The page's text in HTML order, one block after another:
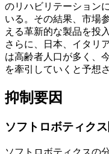
のリハビリテーション
いる。その結果、市場
える革新的な製品を投
さらに、日本、イタリ
は高齢者人口が多く、
を牽引していくと予想
抑制要因
ソフトロボティク
ソフトロボティクスの